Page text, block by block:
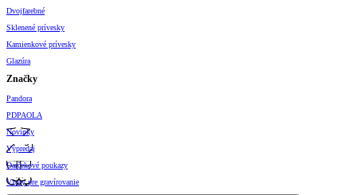
Dvojfarebné
Sklenené prívesky
Kamienkové prívesky
Glazúra
Značky
Pandora
PDPAOLA
Novinky
Výpredaj
Darčekové poukazy
Vzory pre gravírovanie